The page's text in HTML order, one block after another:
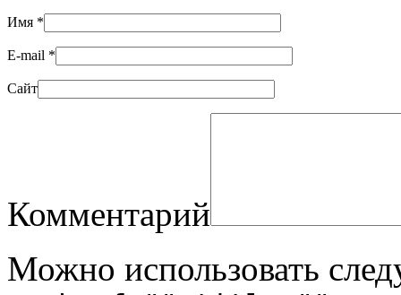
Имя *
E-mail *
Сайт
Комментарий
Можно использовать